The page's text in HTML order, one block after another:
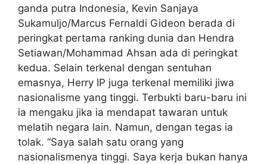
ganda putra Indonesia, Kevin Sanjaya
Sukamuljo/Marcus Fernaldi Gideon berada di
peringkat pertama ranking dunia dan Hendra
Setiawan/Mohammad Ahsan ada di peringkat
kedua. Selain terkenal dengan sentuhan
emasnya, Herry IP juga terkenal memiliki jiwa
nasionalisme yang tinggi. Terbukti baru-baru ini
ia mengaku jika ia mendapat tawaran untuk
melatih negara lain. Namun, dengan tegas ia
tolak. “Saya salah satu orang yang
nasionalismenya tinggi. Saya kerja bukan hanya